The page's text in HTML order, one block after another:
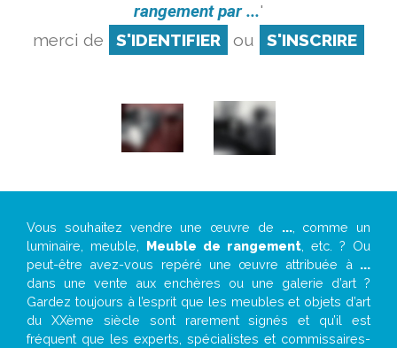
rangement par ...'
merci de
S'IDENTIFIER ou S'INSCRIRE
Vous souhaitez vendre une œuvre de ..., comme un
luminaire, meuble, Meuble de rangement , etc. ? Ou
peut-être avez-vous repéré une œuvre attribuée à ...
dans une vente aux enchères ou une galerie d’art ?
Gardez toujours à l’esprit que les meubles et objets d’art
du XXème siècle sont rarement signés et qu’il est
fréquent que les experts, spécialistes et commissaires-